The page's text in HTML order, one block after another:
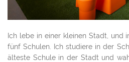
Ich lebe in einer kleinen Stadt, und
fünf Schulen. Ich studiere in der
älteste Schule in der Stadt und